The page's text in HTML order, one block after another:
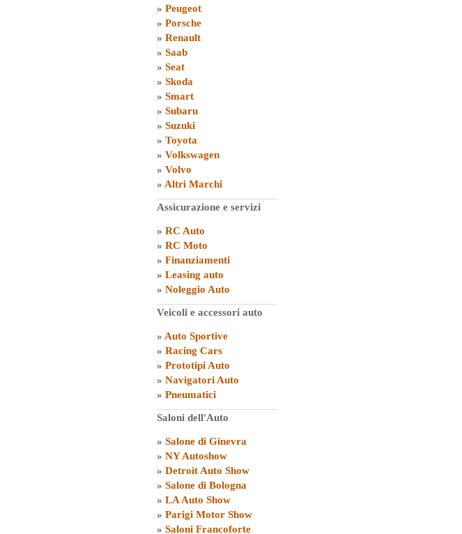
» Peugeot
» Porsche
» Renault
» Saab
» Seat
» Skoda
» Smart
» Subaru
» Suzuki
» Toyota
» Volkswagen
» Volvo
» Altri Marchi
Assicurazione e servizi
» RC Auto
» RC Moto
» Finanziamenti
» Leasing auto
» Noleggio Auto
Veicoli e accessori auto
» Auto Sportive
» Racing Cars
» Prototipi Auto
» Navigatori Auto
» Pneumatici
Saloni dell'Auto
» Salone di Ginevra
» NY Autoshow
» Detroit Auto Show
» Salone di Bologna
» LA Auto Show
» Parigi Motor Show
» Saloni Francoforte